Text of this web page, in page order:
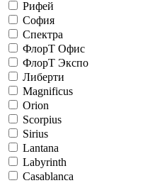
Рифей
София
Спектра
ФлорТ Офис
ФлорТ Экспо
Либерти
Magnificus
Orion
Scorpius
Sirius
Lantana
Labyrinth
Casablanca